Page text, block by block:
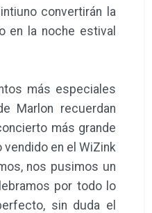
convertirán la
en la noche estival
más especiales
Marlon recuerdan
más grande
en el WiZink
nos pusimos un
por todo lo
sin duda el